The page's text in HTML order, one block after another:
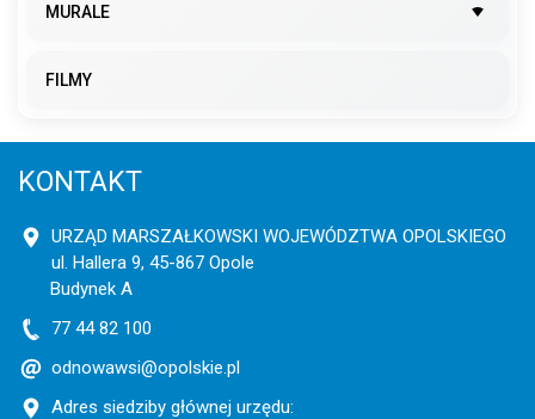
MURALE
FILMY
KONTAKT
URZĄD MARSZAŁKOWSKI WOJEWÓDZTWA OPOLSKIEGO
ul. Hallera 9, 45-867 Opole
Budynek A
77 44 82 100
odnowawsi@opolskie.pl
Adres siedziby głównej urzędu: